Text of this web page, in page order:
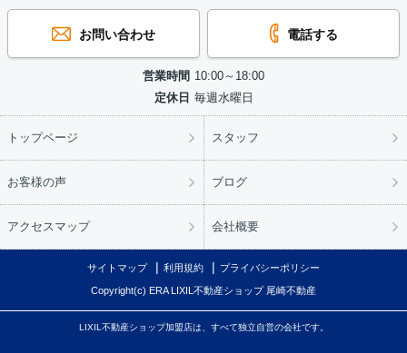
お問い合わせ 電話する
営業時間 10:00～18:00
定休日 毎週水曜日
トップページ スタッフ
お客様の声 ブログ
アクセスマップ 会社概要
サイトマップ 利用規約 プライバシーポリシー
Copyright(c) ERA LIXIL不動産ショップ 尾崎不動産
LIXIL不動産ショップ加盟店は、すべて独立自営の会社です。